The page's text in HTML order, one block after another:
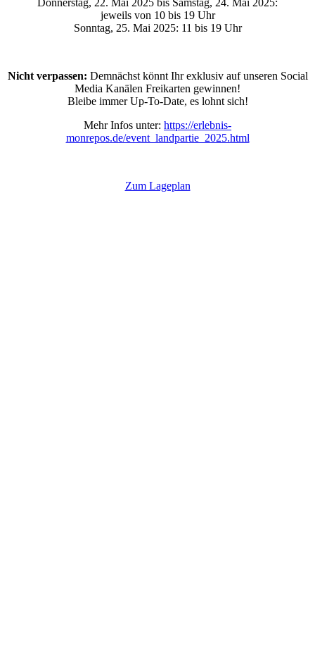
Donnerstag, 22. Mai 2025 bis Samstag, 24. Mai 2025:
jeweils von 10 bis 19 Uhr
Sonntag, 25. Mai 2025: 11 bis 19 Uhr
Nicht verpassen: Demnächst könnt Ihr exklusiv auf unseren Social
Media Kanälen Freikarten gewinnen!
Bleibe immer Up-To-Date, es lohnt sich!
Mehr Infos unter: https://erlebnis-
monrepos.de/event_landpartie_2025.html
Zum Lageplan